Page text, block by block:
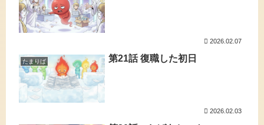
2026.02.07
たまりば 第21話 復職した初日
2026.02.03